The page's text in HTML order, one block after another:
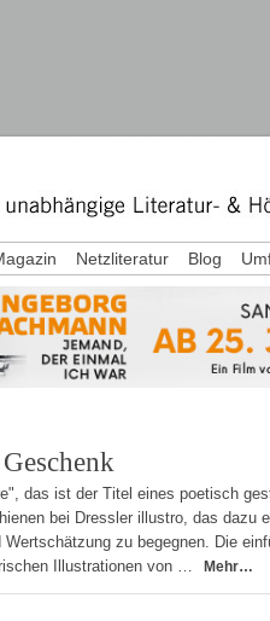
das ist der Titel eines poetisch
bei Dressler illustro, das dazu
Wertschätzung zu begegnen. Die
Illustrationen von …
Mehr…
Netzliteratur Blog